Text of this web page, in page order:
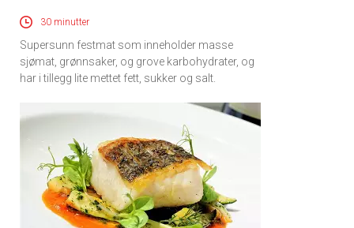
30 minutter
Supersunn festmat som inneholder masse
sjømat, grønnsaker, og grove karbohydrater, og
har i tillegg lite mettet fett, sukker og salt.